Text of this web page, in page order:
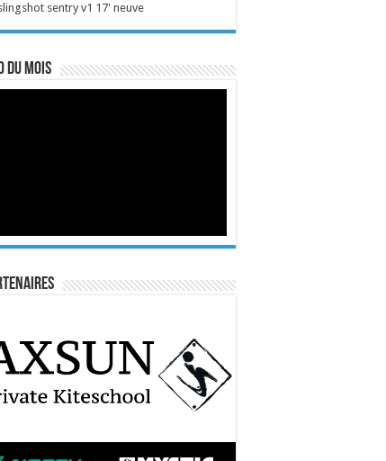
sentry v1 17' neuve
du mois